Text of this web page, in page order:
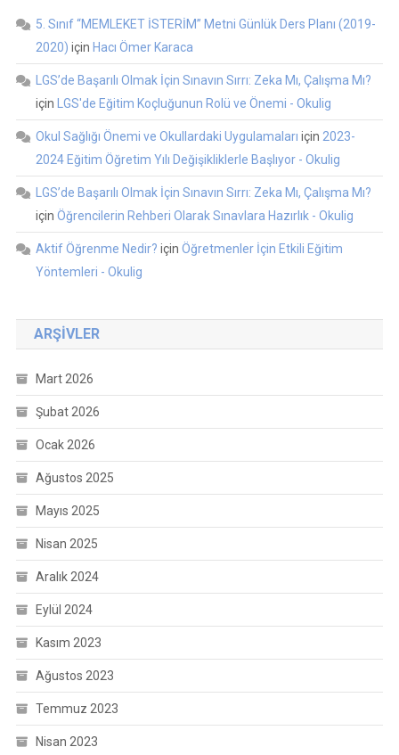
5. Sınıf “MEMLEKET İSTERİM” Metni Günlük Ders Planı (2019-
2020) için Hacı Ömer Karaca
LGS’de Başarılı Olmak İçin Sınavın Sırrı: Zeka Mı, Çalışma Mı?
için
LGS'de Eğitim Koçluğunun Rolü ve Önemi - Okulig
Okul Sağlığı Önemi ve Okullardaki Uygulamaları için 2023-
2024 Eğitim Öğretim Yılı Değişikliklerle Başlıyor - Okulig
LGS’de Başarılı Olmak İçin Sınavın Sırrı: Zeka Mı, Çalışma Mı?
için Öğrencilerin Rehberi Olarak Sınavlara Hazırlık - Okulig
Aktif Öğrenme Nedir? için Öğretmenler İçin Etkili Eğitim
Yöntemleri - Okulig
ARŞIVLER
Mart 2026
Şubat 2026
Ocak 2026
Ağustos 2025
Mayıs 2025
Nisan 2025
Aralık 2024
Eylül 2024
Kasım 2023
Ağustos 2023
Temmuz 2023
Nisan 2023